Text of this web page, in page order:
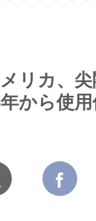
メリカ、
から使用